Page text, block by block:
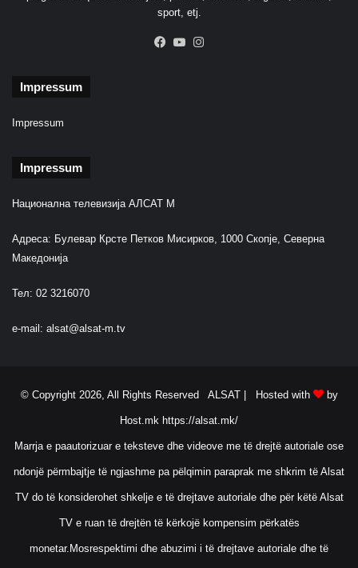
sport, etj.
Facebook
YouTube
Impressum
Impressum
Impressum
Национална телевизија АЛСАТ М
Адреса: Булевар Крсте Петков Мисирков, 1000 Скопје, Северна
Македонија
Тел: 02 3216070
e-mail: alsat@alsat-m.tv
© Copyright 2026, All Rights Reserved ALSAT | Hosted with by
Host.mk https://alsat.mk/
Marrja e paautorizuar e teksteve dhe videove me të drejtë autoriale ose
ndonjë përmbajtje të ngjashme pa pëlqimin paraprak me shkrim të Alsat
TV do të konsiderohet shkelje e të drejtave autoriale dhe për këtë Alsat
TV e ruan të drejtën të kërkojë kompensim përkatës
monetar.Mosrespektimi dhe abuzimi i të drejtave autoriale dhe të